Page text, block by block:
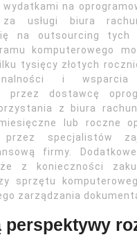
na
usługi biura
na outsourcing tych
komputerowego
tysięcy złotych
i wsparcia
przez dostawcę
z biura
lub roczne
przez specjalistów
firmy.
z konieczności
sprzętu
zarządzania
perspektywy